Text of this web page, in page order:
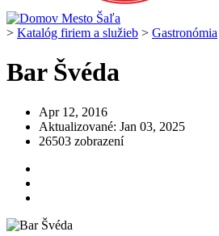
> Katalóg firiem a služieb > Gastronómia
Bar Švéda
Apr 12, 2016
Aktualizované: Jan 03, 2025
26503 zobrazení